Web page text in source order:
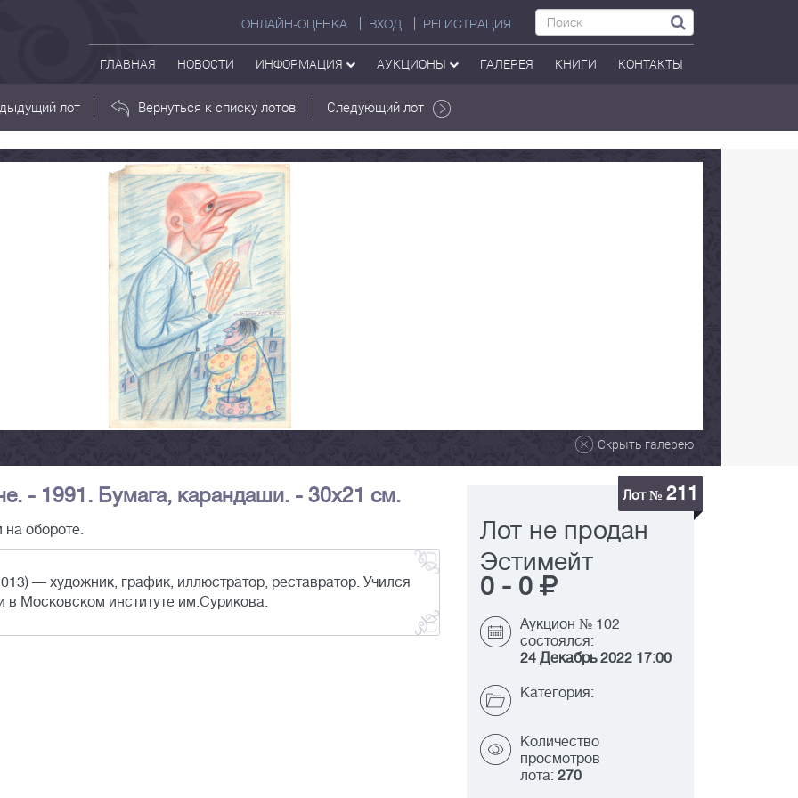
ОНЛАЙН-ОЦЕНКА ВХОД РЕГИСТРАЦИЯ
ГЛАВНАЯ НОВОСТИ ИНФОРМАЦИЯ АУКЦИОНЫ ГАЛЕРЕЯ КНИГИ КОНТАКТЫ
лот Вернуться к списку лотов Следующий лот
Скрыть галерею
- 1991. Бумага, карандаши. - 30х21 см.
на обороте.
— художник, график, иллюстратор, реставратор. Учился
в Московском институте им.Сурикова.
Лот № 211
Лот не продан
Эстимейт
0 - 0
Аукцион № 102
состоялся:
24 Декабрь 2022 17:00
Категория:
Количество
просмотров
лота: 270